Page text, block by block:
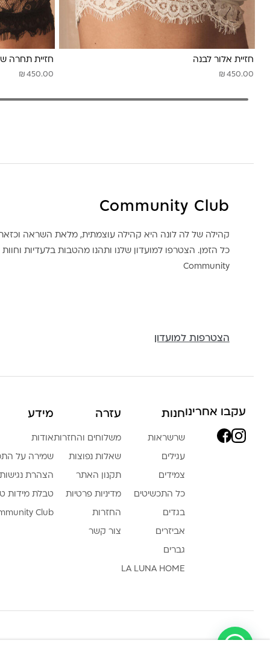
חזיית אלור לבנה
₪ 450.00
חזיית תחרה
₪ 450.00
Community Club
קהילה של לה לונה היא קהילה עוצמתית, מלאת השראה
כל הזמן. הצטרפו למועדון שלנו ותהנו מהטבות בלעדיות וחוות
Community
הצטרפות למועדון
עקבו אחרינוחנות
שרשראות
עגילים
צמידים
כל התכשיטים
בגדים
אביזרים
גברים
LA LUNA HOME
עזרה
משלוחים והחזרות
שאלות נפוצות
תקנון האתר
מדיניות פרטיות
החזרות
צור קשר
מידע
אודות
שמירה על
הצהרת נגישות
טבלת מידות
Club